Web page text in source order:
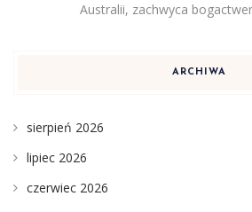
Australii, zachwyca
ARCHIWA
sierpień 2026
lipiec 2026
czerwiec 2026